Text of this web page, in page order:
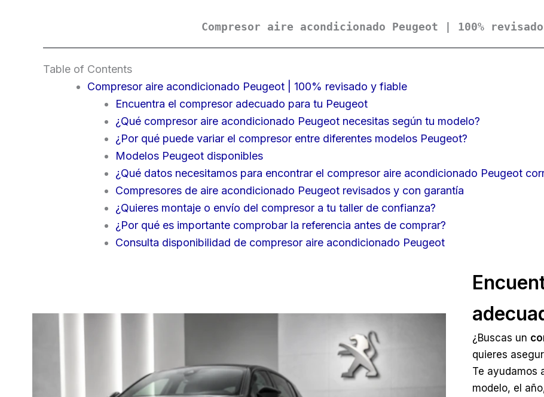
Compresor aire acondicionado Peugeot | 100%
Table of Contents
Compresor aire acondicionado Peugeot | 100% revisado y fiable
Encuentra el compresor adecuado para tu Peugeot
¿Qué compresor aire acondicionado Peugeot necesitas según tu modelo?
¿Por qué puede variar el compresor entre diferentes modelos Peugeot?
Modelos Peugeot disponibles
¿Qué datos necesitamos para encontrar el compresor aire acondicionado Peugeot
Compresores de aire acondicionado Peugeot revisados y con garantía
¿Quieres montaje o envío del compresor a tu taller de confianza?
¿Por qué es importante comprobar la referencia antes de comprar?
Consulta disponibilidad de compresor aire acondicionado Peugeot
¿Buscas un
quieres
Te ayudamos
modelo, el